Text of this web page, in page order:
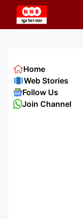
content
Home
Web Stories
Follow Us
Join Channel